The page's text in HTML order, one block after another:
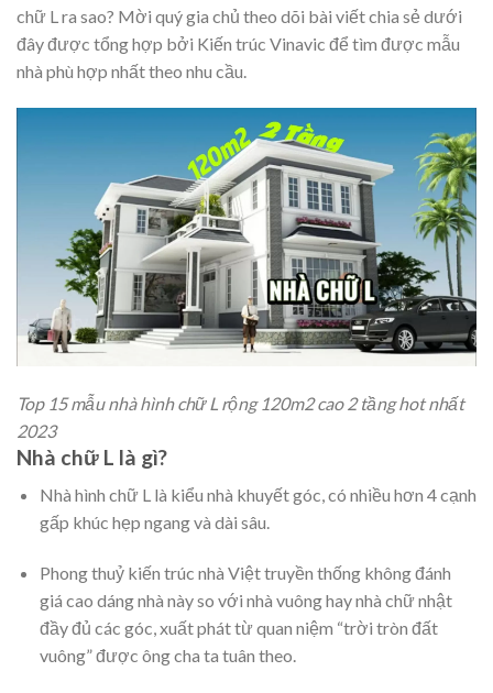
chữ L ra sao? Mời quý gia chủ theo dõi bài viết chia sẻ dưới
đây được tổng hợp bởi Kiến trúc Vinavic để tìm được mẫu
nhà phù hợp nhất theo nhu cầu.
Top 15 mẫu nhà hình chữ L rộng 120m2 cao 2 tầng hot nhất
2023
Nhà chữ L là gì?
Nhà hình chữ L là kiểu nhà khuyết góc, có nhiều hơn 4 cạnh
gấp khúc hẹp ngang và dài sâu.
Phong thuỷ kiến trúc nhà Việt truyền thống không đánh
giá cao dáng nhà này so với nhà vuông hay nhà chữ nhật
đầy đủ các góc, xuất phát từ quan niệm “trời tròn đất
vuông” được ông cha ta tuân theo.